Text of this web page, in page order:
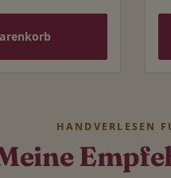
HANDVERLESEN